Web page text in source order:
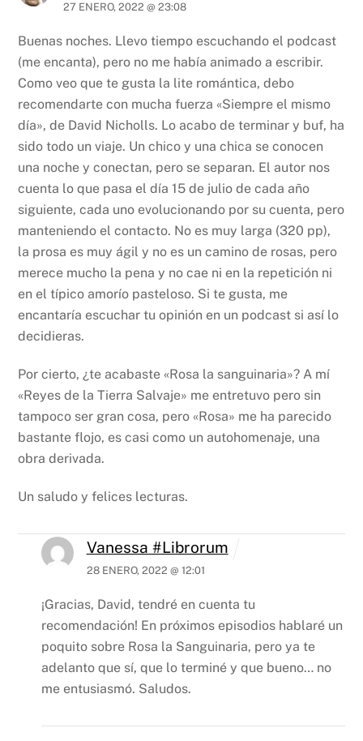
27 ENERO, 2022 @ 23:08
Buenas noches. Llevo tiempo escuchando el podcast
(me encanta), pero no me había animado a escribir.
Como veo que te gusta la lite romántica, debo
recomendarte con mucha fuerza «Siempre el mismo
día», de David Nicholls. Lo acabo de terminar y buf, ha
sido todo un viaje. Un chico y una chica se conocen
una noche y conectan, pero se separan. El autor nos
cuenta lo que pasa el día 15 de julio de cada año
siguiente, cada uno evolucionando por su cuenta, pero
manteniendo el contacto. No es muy larga (320 pp),
la prosa es muy ágil y no es un camino de rosas, pero
merece mucho la pena y no cae ni en la repetición ni
en el típico amorío pasteloso. Si te gusta, me
encantaría escuchar tu opinión en un podcast si así lo
decidieras.
Por cierto, ¿te acabaste «Rosa la sanguinaria»? A mí
«Reyes de la Tierra Salvaje» me entretuvo pero sin
tampoco ser gran cosa, pero «Rosa» me ha parecido
bastante flojo, es casi como un autohomenaje, una
obra derivada.
Un saludo y felices lecturas.
Vanessa #Librorum
28 ENERO, 2022 @ 12:01
¡Gracias, David, tendré en cuenta tu
recomendación! En próximos episodios hablaré un
poquito sobre Rosa la Sanguinaria, pero ya te
adelanto que sí, que lo terminé y que bueno… no
me entusiasmó. Saludos.